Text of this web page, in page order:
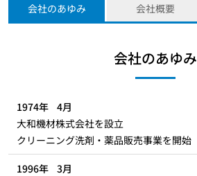
会社のあゆみ 会社概要
会社のあゆみ
1974年 4月
大和機材株式会社を設立
クリーニング洗剤・薬品販売事業を開始
1996年 3月